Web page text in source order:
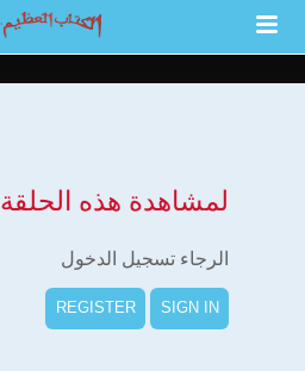
لمشاهدة هذه الحلقة
الرجاء تسجيل الدخول
SIGN IN
REGISTER